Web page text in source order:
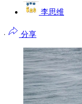
李思维
· 分享